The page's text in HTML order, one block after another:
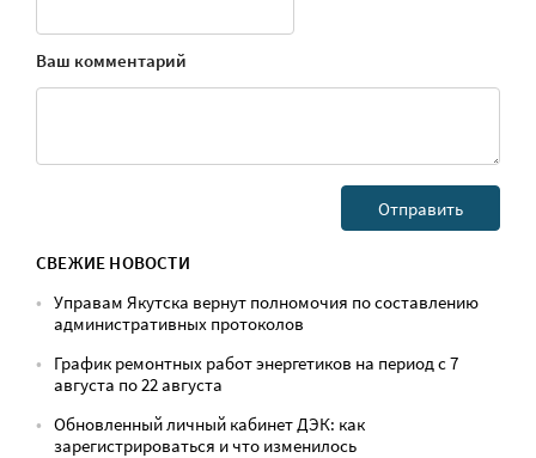
Ваш комментарий
СВЕЖИЕ НОВОСТИ
Управам Якутска вернут полномочия по составлению
административных протоколов
График ремонтных работ энергетиков на период с 7
августа по 22 августа
Обновленный личный кабинет ДЭК: как
зарегистрироваться и что изменилось